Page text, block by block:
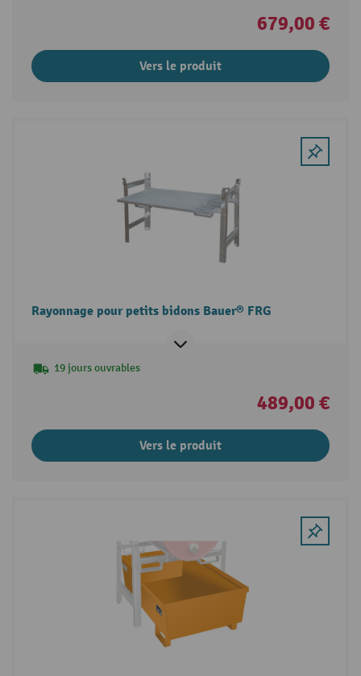
679,00 €
Vers le produit
Rayonnage pour petits bidons Bauer® FRG
19 jours ouvrables
489,00 €
Vers le produit